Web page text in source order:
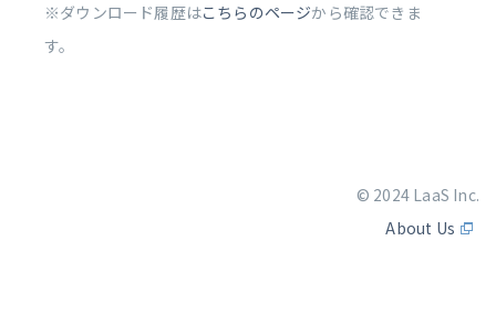
※ダウンロード履歴はこちらのページから確認できま
す。
© 2024 LaaS Inc.
About Us